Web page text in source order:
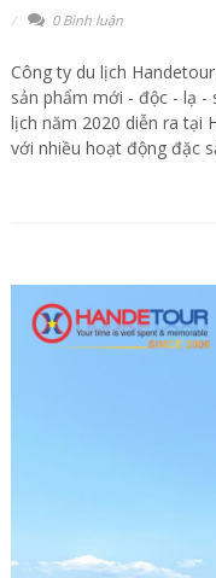
0 Bình luận
Công ty du lịch
sản phẩm mới - độc - lạ -
lịch năm 2020 diễn ra tại
với nhiều hoạt động đặc